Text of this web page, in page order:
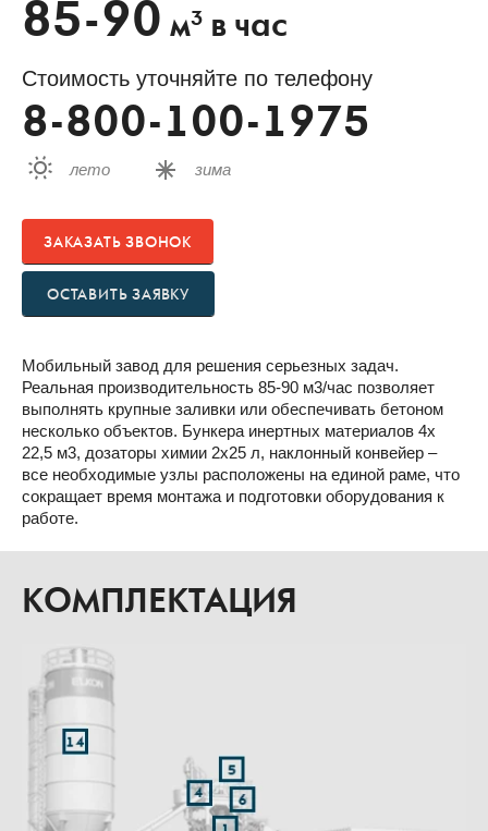
85-90 м3 в час
Стоимость уточняйте по телефону
8-800-100-1975
лето зима
ЗАКАЗАТЬ ЗВОНОК
ОСТАВИТЬ ЗАЯВКУ
Мобильный завод для решения серьезных задач.
Реальная производительность 85-90 м3/час позволяет
выполнять крупные заливки или обеспечивать бетоном
несколько объектов. Бункера инертных материалов 4х
22,5 м3, дозаторы химии 2х25 л, наклонный конвейер –
все необходимые узлы расположены на единой раме, что
сокращает время монтажа и подготовки оборудования к
работе.
КОМПЛЕКТАЦИЯ